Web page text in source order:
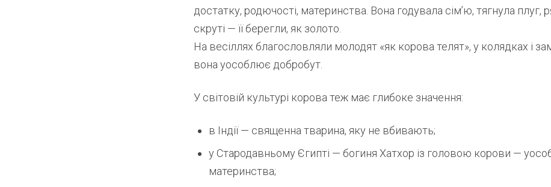
достатку, родючості, материнства. Вона годувала сім’ю, тягнула плуг,
скруті — її берегли, як золото.
На весіллях благословляли молодят «як корова телят», у колядках і
вона уособлює добробут.
У світовій культурі корова теж має глибоке значення:
в Індії — священна тварина, яку не вбивають;
у Стародавньому Єгипті — богиня Хатхор із головою корови —
материнства;